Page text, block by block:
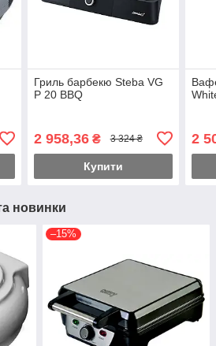
Гриль барбекю Steba VG
P 20 BBQ
2 958,36₴ 3 324 ₴
Купити
2
новинки
–15%